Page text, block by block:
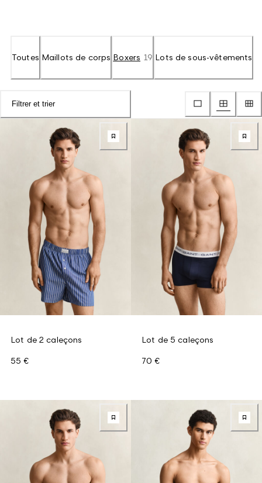
Toutes Maillots de corps Boxers 19 Lots de sous-vêtements
Filtrer et trier
Lot de 2 caleçons
55 €
Lot de 5 caleçons
70 €